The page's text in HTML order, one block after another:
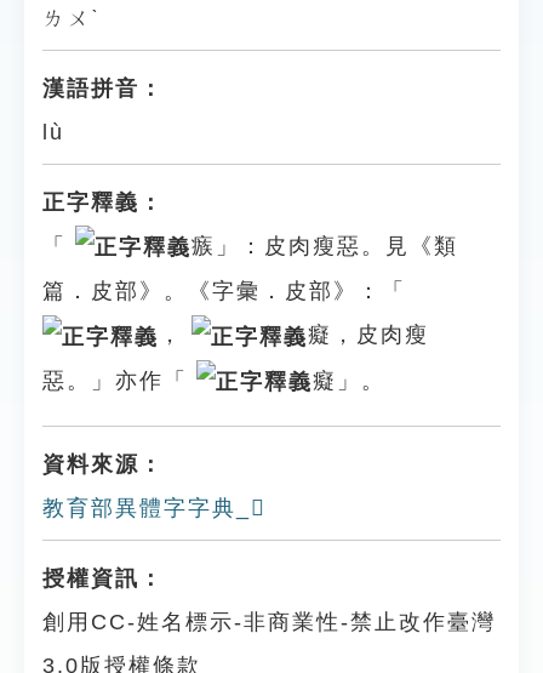
ㄌㄨˋ
漢語拼音：
lù
正字釋義：
「
瘯」：皮肉瘦惡。見《類
篇．皮部》。《字彙．皮部》：「
，
癡，皮肉瘦
惡。」亦作「
癡」。
資料來源：
教育部異體字字典_𤿴
授權資訊：
創用CC-姓名標示-非商業性-禁止改作臺灣
3.0版授權條款